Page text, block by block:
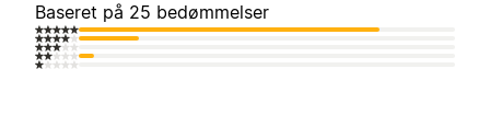
Baseret på 25 bedømmelser